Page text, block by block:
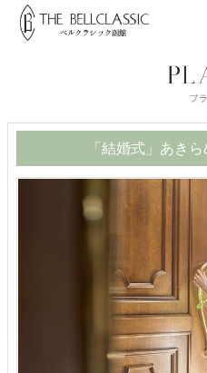
「結婚式」あき